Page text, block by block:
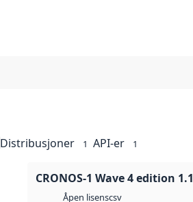
Distribusjoner 1 API-er 1
CRONOS-1 Wave 4 edition 1.1
Åpen lisenscsv